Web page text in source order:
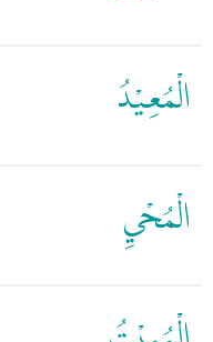
الْمُعِيْدُ
الْمُحْيِ